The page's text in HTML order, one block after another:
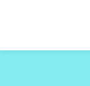
Logo: LPR